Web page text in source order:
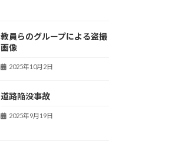
教員らのグループによる盗撮
画像
2025年10月2日
道路陥没事故
2025年9月19日